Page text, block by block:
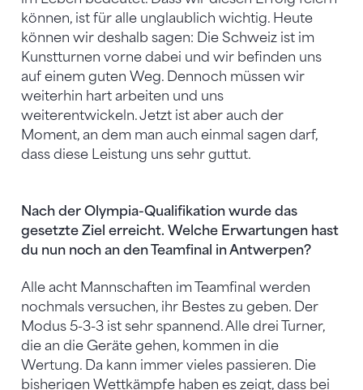
können, ist für alle unglaublich wichtig. Heute
können wir deshalb sagen: Die Schweiz ist im
Kunstturnen vorne dabei und wir befinden uns
auf einem guten Weg. Dennoch müssen wir
weiterhin hart arbeiten und uns
weiterentwickeln. Jetzt ist aber auch der
Moment, an dem man auch einmal sagen darf,
dass diese Leistung uns sehr guttut.
Nach der Olympia-Qualifikation wurde das
gesetzte Ziel erreicht. Welche Erwartungen hast
du nun noch an den Teamfinal in Antwerpen?
Alle acht Mannschaften im Teamfinal werden
nochmals versuchen, ihr Bestes zu geben. Der
Modus 5-3-3 ist sehr spannend. Alle drei Turner,
die an die Geräte gehen, kommen in die
Wertung. Da kann immer vieles passieren. Die
bisherigen Wettkämpfe haben es zeigt, dass bei